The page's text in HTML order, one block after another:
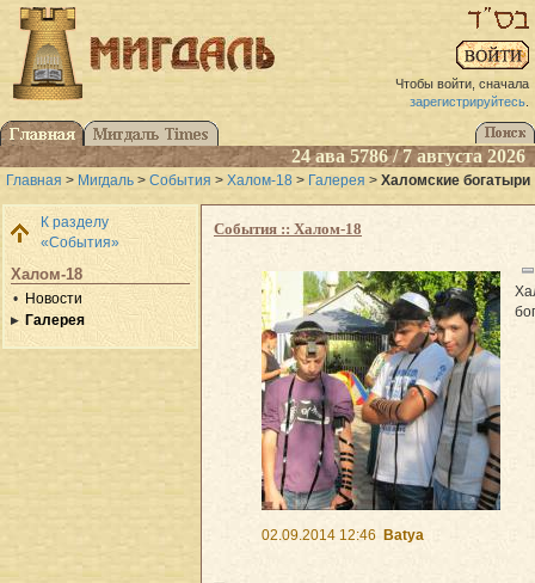
Чтобы войти, сначала
зарегистрируйтесь.
24 ава 5786 / 7 августа 2026
Главная > Мигдаль > События > Халом-18 > Галерея > Халомские богатыри
К разделу
«События»
Халом-18
Новости
Галерея
События :: Халом-18
02.09.2014 12:46 Batya